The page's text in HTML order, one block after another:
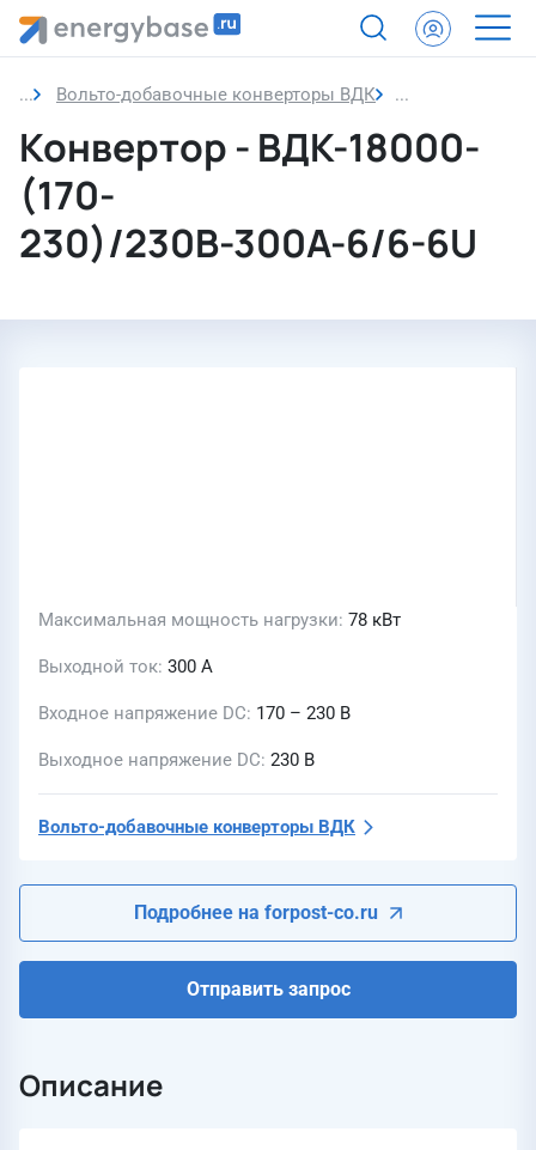
Вольто-добавочные конверторы ВДК Конвертор
Конвертор - ВДК-18000-
(170-
230)/230В-300А-6/6-6U
Максимальная мощность нагрузки 78 кВт
Выходной ток 300 А
Входное напряжение DC 170 – 230 В
Выходное напряжение DC 230 В
Вольто-добавочные конверторы ВДК
Подробнее на forpost-co.ru
Отправить запрос
Описание